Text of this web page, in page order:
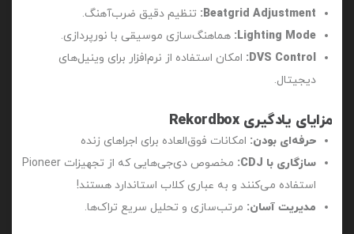
Beatgrid Adjustment: تنظیم دقیق ضرب‌آهنگ.
Lighting Mode: هماهنگ‌سازی موسیقی با نورپردازی.
DVS Control: امکان استفاده از نرم‌افزار برای وینیل‌های
دیجیتال.
مزایای یادگیری Rekordbox
حرفه‌ای بودن: امکانات فوق‌العاده برای اجراهای زنده
سازگاری با CDJ:
مخصوص دی‌جی‌هایی که از تجهیزات Pioneer
استفاده می‌کنند و به عباری کلاب استاندارد هستند!
مدیریت آسان: مرتب‌سازی و تحلیل سریع تراک‌ها.